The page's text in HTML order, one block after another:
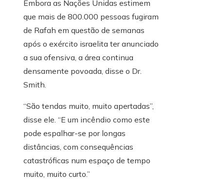
Embora as Nações Unidas estimem
que mais de 800.000 pessoas fugiram
de Rafah em questão de semanas
após o exército israelita ter anunciado
a sua ofensiva, a área continua
densamente povoada, disse o Dr.
Smith.
“São tendas muito, muito apertadas”,
disse ele. “E um incêndio como este
pode espalhar-se por longas
distâncias, com consequências
catastróficas num espaço de tempo
muito, muito curto.”